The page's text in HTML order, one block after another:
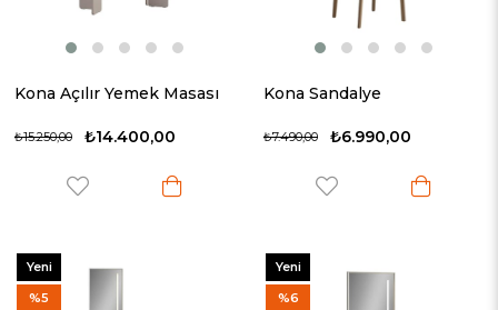
Kona Açılır Yemek Masası
₺14.400,00
₺15.250,00
Kona Sandalye
₺6.990,00
₺7.490,00
Yeni
Ürün
%5
Yeni
Ürün
%6